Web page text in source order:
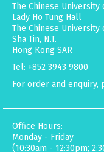
The Chinese University
Lady Ho Tung Hall
The Chinese University
Sha Tin, N.T.
Hong Kong SAR
Tel: +852 3943 9800
For order and enquiry,
Office Hours:
Monday - Friday
(10:30am - 12:30pm;